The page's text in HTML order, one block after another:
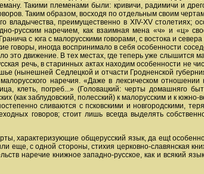
Такими племенами были: кривичи, радимичи и
Таким образом, восходя по отдельным своим
владычества, преимущественно в XIV-XV столетиях;
русским наречием, как взаимная мена «ч» и «ц»
с юга с малорусскими говорами, с востока и севера
говоры, иногда воспринимало в себя особенности
движение. В тех местах, где теперь уже слышится
речь, в старинных актах находим особенности не
(нынешней Седлецкой и отчасти Гродненской
наречия. «Даже в лексическом отношении
клеть, погреб...» (Головацкий: черты домашняго
(как заблудовский, полесский) к малорусским и к южно-
сливаются с псковскими и новгородскими,
говоров; стоит лишь всегда выделять
характеризующие общерусский язык, да ещt
еще, с одной стороны, стихия церковно-славянская
наречие книжное западно-русское, как и всякий